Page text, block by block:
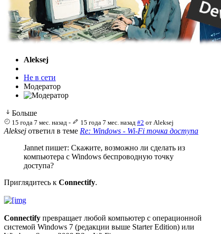
Aleksej
Не в сети
Модератор
Больше
15 года 7 мес. назад - 15 года 7 мес. назад #2 от Aleksej
Aleksej ответил в теме Re: Windows - Wi-Fi точка доступа
Jannet пишет: Скажите, возможно ли сделать из
компьютера с Windows беспроводную точку
доступа?
Приглядитесь к Connectify.
Connectify превращает любой компьютер с операционной
системой Windows 7 (редакции выше Starter Edition) или